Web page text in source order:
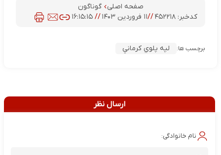
صفحه اصلی
گوناگون
کدخبر: ۴۵۲۲۱۸ //۱۱ فروردین ۱۴۰۳ // ۱۶:۱۵:۱۵
برچسب ها: لپه پلوي كرماني
ارسال نظر
نام خانوادگی: